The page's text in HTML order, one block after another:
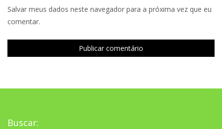
Salvar meus dados neste navegador para a próxima vez que eu
comentar.
Buscar: